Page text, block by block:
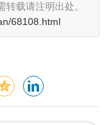
F、G、H、I、J、
U、V、W、X、
E、F、G、H、I、
转载请注明出处。
68108.html